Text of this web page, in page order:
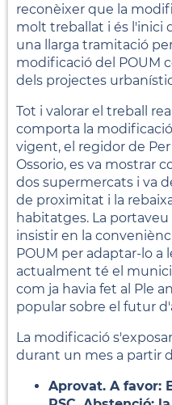
reconèixer que la
molt treballat i és l'inici
una llarga tramitació
modificació del POUM
dels projectes
Tot i valorar el treball
comporta la
vigent, el regidor de
Ossorio, es va mostrar
dos supermercats i va
de proximitat i la
habitatges. La portaveu
insistir en la
POUM per adaptar-lo a
actualment té el
com ja havia fet al Ple
popular sobre el futur
La modificació
durant un mes a partir
Aprovat. A favor: